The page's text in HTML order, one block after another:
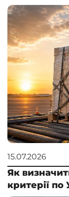
15.07.2026
Як
критерії по